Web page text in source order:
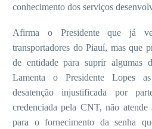
conhecimento dos serviços
Afirma o Presidente que já
transportadores do Piauí, mas que
de entidade para suprir algumas
Lamenta o Presidente Lopes
desatenção injustificada por
credenciada pela CNT, não
para o fornecimento da senha